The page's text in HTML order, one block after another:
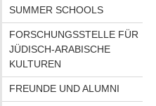
SUMMER SCHOOLS
FORSCHUNGSSTELLE FÜR
JÜDISCH-ARABISCHE
KULTUREN
FREUNDE UND ALUMNI